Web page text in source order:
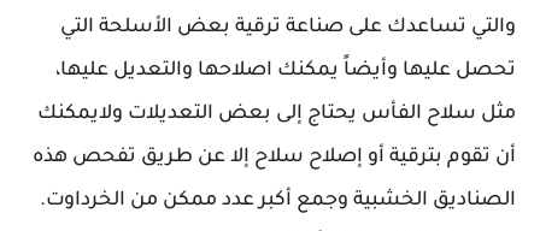
والتي تساعدك على صناعة ترقية بعض الأسلحة التي
تحصل عليها وأيضاً يمكنك اصلاحها والتعديل عليها،
مثل سلاح الفأس يحتاج إلى بعض التعديلات ولايمكنك
أن تقوم بترقية أو إصلاح سلاح إلا عن طريق تفحص هذه
الصناديق الخشبية وجمع أكبر عدد ممكن من الخرداوت.